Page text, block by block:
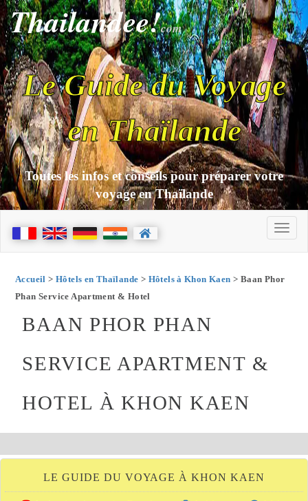
Thailandee!com
Le Guide du Voyage
en Thaïlande
Toutes les infos et conseils pour préparer votre
voyage en Thaïlande
Accueil > Hôtels en Thaïlande > Hôtels à Khon Kaen > Baan Phor
Phan Service Apartment & Hotel
BAAN PHOR PHAN
SERVICE APARTMENT &
HOTEL À KHON KAEN
LE GUIDE DU VOYAGE À KHON KAEN